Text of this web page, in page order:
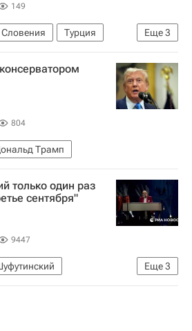
149
Еще3
Словения
Турция
Удинезе
804
Трамп
только один раз
сентября"
9447
Еще3
Николаев Общество